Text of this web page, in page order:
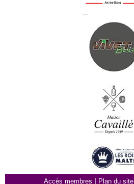
Accès membres | Plan du site